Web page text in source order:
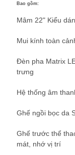
Bao gồm:
Mâm 22" Kiểu
Mui kính toàn
Đèn pha Matrix
trưng
Hệ thống âm
Ghế ngồi bọc da
Ghế trước thể
mát, nhớ vị trí